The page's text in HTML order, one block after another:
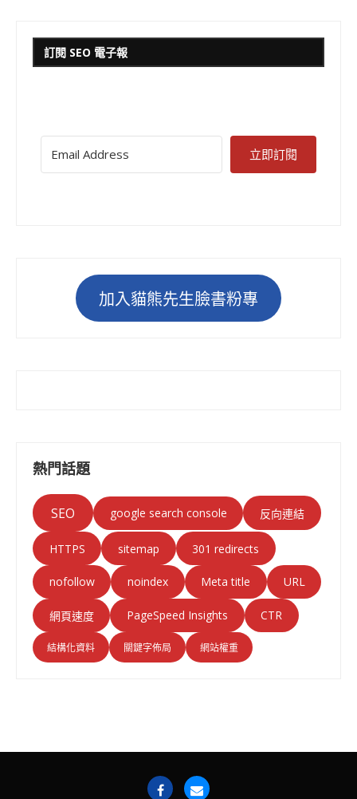
訂閱 SEO 電子報
立即訂閱
加入貓熊先生臉書粉專
熱門話題
SEO google search console 反向連結
HTTPS sitemap 301 redirects
nofollow noindex Meta title URL
網頁速度 PageSpeed Insights CTR
結構化資料 關鍵字佈局 網站權重